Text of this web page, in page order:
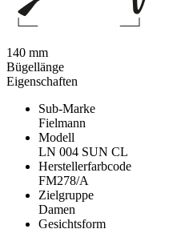
Eigenschaften
Sub-Marke
Fielmann
Modell
LN 004 SUN CL
Herstellerfarbcode
FM278/A
Zielgruppe
Damen
Gesichtsform
140 mm
Bügellänge